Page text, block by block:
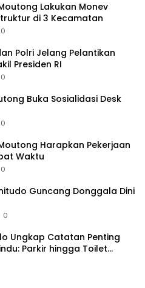
Lakukan Monev
di 3 Kecamatan
0
Polri Jelang Pelantikan
Presiden RI
0
Buka Sosialidasi Desk
0
Harapkan Pekerjaan
Waktu
0
Guncang Donggala Dini
0
Ungkap Catatan Penting
Parkir hingga Toilet